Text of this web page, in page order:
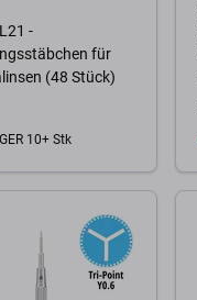
-
für
(48 Stück)
10+ Stk